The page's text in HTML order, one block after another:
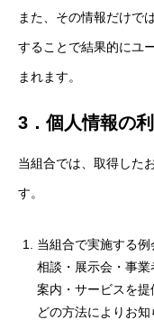
また、その情報だけで
することで結果的にユ
まれます。
3．個人情報の
当組合では、取得した
す。
当組合で実施する
相談・展示会・事
案内・サービスを
どの方法によりお知